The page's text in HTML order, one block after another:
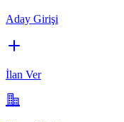
Aday Girişi
İlan Ver